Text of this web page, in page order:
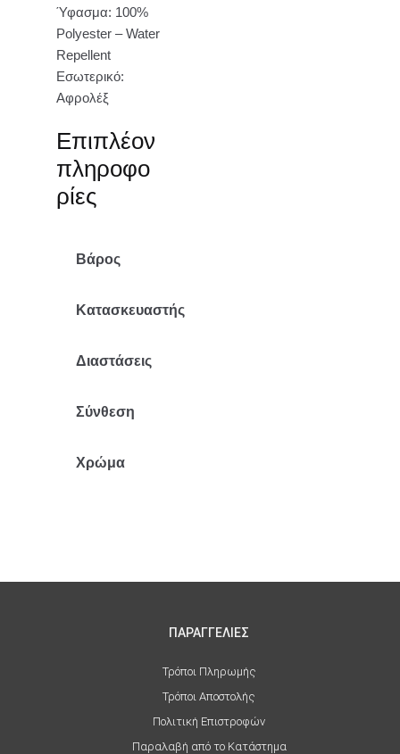
Ύφασμα: 100%
Polyester – Water
Repellent
Εσωτερικό:
Αφρολέξ
Επιπλέον
πληροφο
ρίες
Βάρος
Κατασκευαστής
Διαστάσεις
Σύνθεση
Χρώμα
ΠΑΡΑΓΓΕΛΙΕΣ
Τρόποι Πληρωμής
Τρόποι Αποστολής
Πολιτική Επιστροφών
Παραλαβή από το Κατάστημα